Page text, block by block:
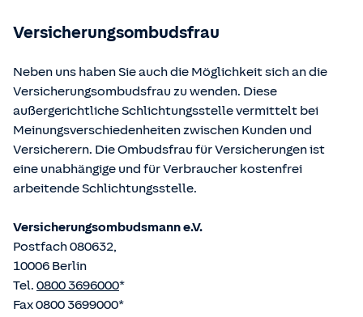
eingesehen und abgerufen werden.
Versicherungsombudsfrau
Neben uns haben Sie auch die Möglichkeit sich an die
Versicherungsombudsfrau zu wenden. Diese
außergerichtliche Schlichtungsstelle vermittelt bei
Meinungsverschiedenheiten zwischen Kunden und
Versicherern. Die Ombudsfrau für Versicherungen ist
eine unabhängige und für Verbraucher kostenfrei
arbeitende Schlichtungsstelle.
Versicherungsombudsmann e.V.
Postfach 080632,
10006 Berlin
Tel. 0800 3696000*
Fax 0800 3699000*